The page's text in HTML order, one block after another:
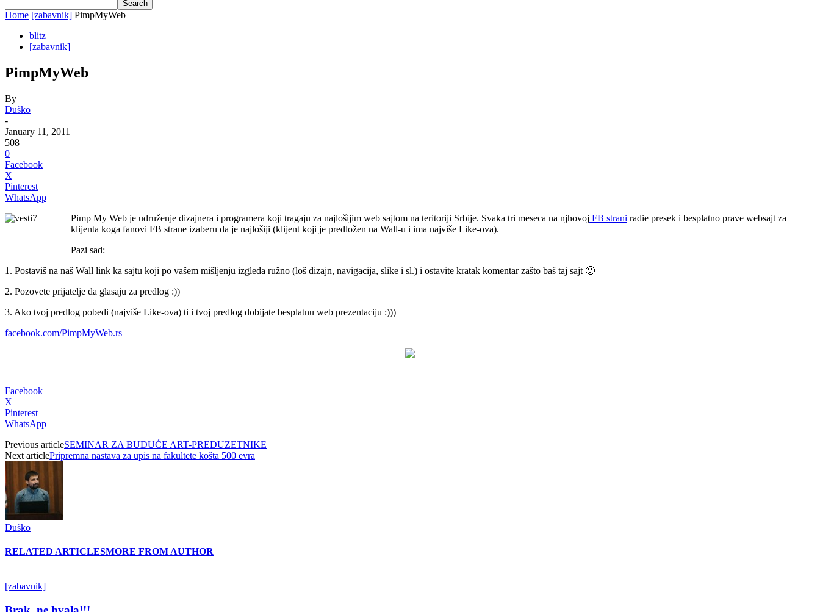
Home [zabavnik] PimpMyWeb
blitz
[zabavnik]
PimpMyWeb
By
Duško
-
January 11, 2011
508
0
Facebook
X
Pinterest
WhatsApp
Pimp My Web je udruženje dizajnera i programera koji tragaju za najlošijim web sajtom na teritoriji Srbije. Svaka tri meseca na njhovoj FB strani radie presek i besplatno prave websajt za
klijenta koga fanovi FB strane izaberu da je najlošiji (klijent koji je predložen na Wall-u i ima najviše Like-ova).
Pazi sad:
1. Postaviš na naš Wall link ka sajtu koji po vašem mišljenju izgleda ružno (loš dizajn, navigacija, slike i sl.) i ostavite kratak komentar zašto baš taj sajt 🙂
2. Pozovete prijatelje da glasaju za predlog :))
3. Ako tvoj predlog pobedi (najviše Like-ova) ti i tvoj predlog dobijate besplatnu web prezentaciju :)))
facebook.com/PimpMyWeb.rs
Facebook
X
Pinterest
WhatsApp
Previous articleSEMINAR ZA BUDUĆE ART-PREDUZETNIKE
Next articlePripremna nastava za upis na fakultete košta 500 evra
Duško
RELATED ARTICLESMORE FROM AUTHOR
[zabavnik]